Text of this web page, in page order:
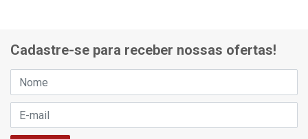
Cadastre-se para receber nossas ofertas!